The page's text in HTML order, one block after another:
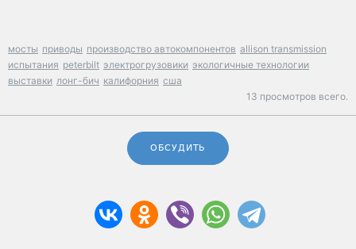
мосты приводы производство автокомпонентов allison transmission
испытания peterbilt электрогрузовики экологичные технологии
выставки лонг-бич калифорния сша
13 просмотров всего.
ОБСУДИТЬ